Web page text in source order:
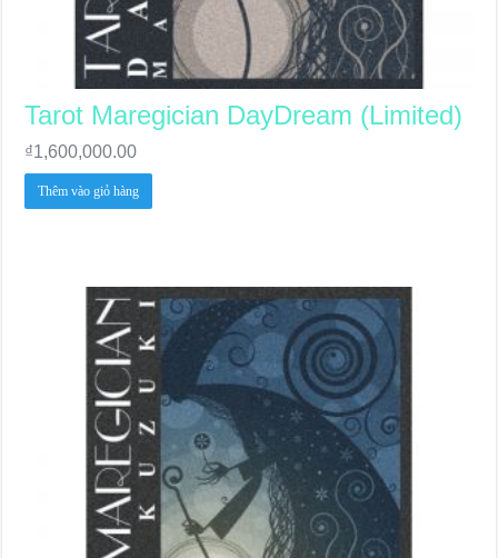
Tarot Maregician DayDream (Limited)
₫1,600,000.00
Thêm vào giỏ hàng